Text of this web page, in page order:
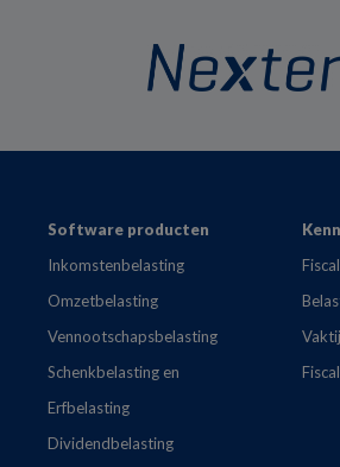
FooterSoftware producten
Inkomstenbelasting
Omzetbelasting
Vennootschapsbelasting
Schenkbelasting en
Erfbelasting
Dividendbelasting